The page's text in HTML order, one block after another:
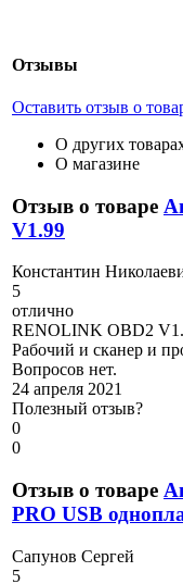
Отзывы
Оставить отзыв о
О других
О магазине
Отзыв о товаре
V1.99
Константин
5
отлично
RENOLINK OBD2
Рабочий и сканер и
Вопросов нет.
24 апреля 2021
Полезный отзыв?
0
0
Отзыв о товаре
PRO USB
Сапунов Сергей
5